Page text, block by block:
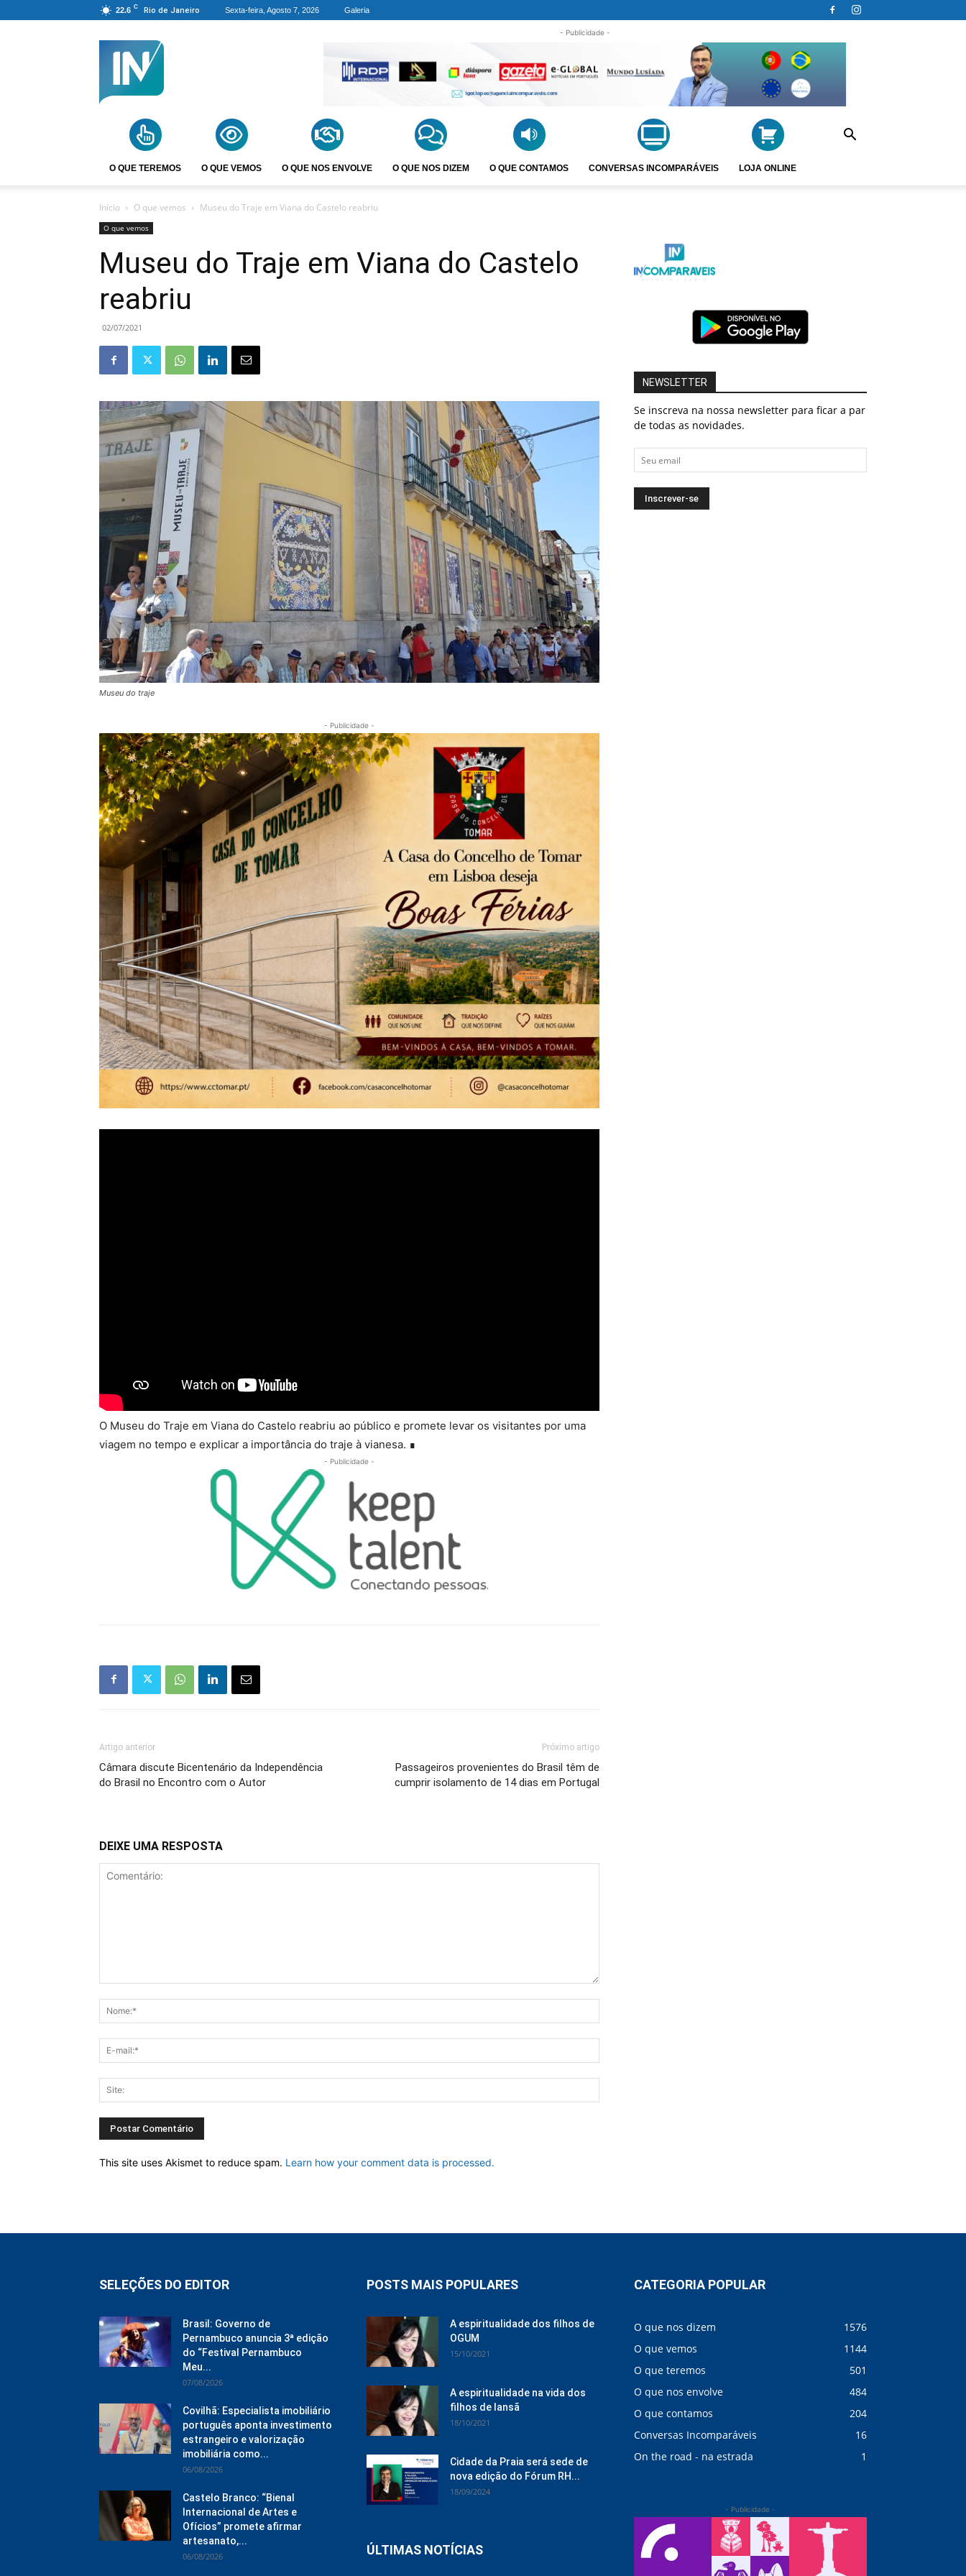
22.6 C Rio de Janeiro Sexta-feira, Agosto 7, 2026 Galeria
- Publicidade -
O QUE TEREMOS O QUE VEMOS O QUE NOS ENVOLVE O QUE NOS DIZEM O QUE CONTAMOS CONVERSAS INCOMPARÁVEIS LOJA ONLINE
Início O que vemos Museu do Traje em Viana do Castelo reabriu
O que vemos
Museu do Traje em Viana do Castelo
reabriu
02/07/2021
Museu do traje
- Publicidade -
O Museu do Traje em Viana do Castelo reabriu ao público e promete levar os visitantes por uma
viagem no tempo e explicar a importância do traje à vianesa. ∎
- Publicidade -
Artigo anterior
Câmara discute Bicentenário da Independência
do Brasil no Encontro com o Autor
Próximo artigo
Passageiros provenientes do Brasil têm de
cumprir isolamento de 14 dias em Portugal
DEIXE UMA RESPOSTA
This site uses Akismet to reduce spam. Learn how your comment data is processed.
NEWSLETTER
Se inscreva na nossa newsletter para ficar a par
de todas as novidades.
SELEÇÕES DO EDITOR
Brasil: Governo de
Pernambuco anuncia 3ª edição
do “Festival Pernambuco
Meu...
07/08/2026
Covilhã: Especialista imobiliário
português aponta investimento
estrangeiro e valorização
imobiliária como...
06/08/2026
Castelo Branco: “Bienal
Internacional de Artes e
Ofícios” promete afirmar
artesanato,...
06/08/2026
POSTS MAIS POPULARES
A espiritualidade dos filhos de
OGUM
15/10/2021
A espiritualidade na vida dos
filhos de Iansã
18/10/2021
Cidade da Praia será sede de
nova edição do Fórum RH...
18/09/2024
ÚLTIMAS NOTÍCIAS
CATEGORIA POPULAR
O que nos dizem
1576
O que vemos
1144
O que teremos
501
O que nos envolve
484
O que contamos
204
Conversas Incomparáveis
16
On the road - na estrada
1
- Publicidade -